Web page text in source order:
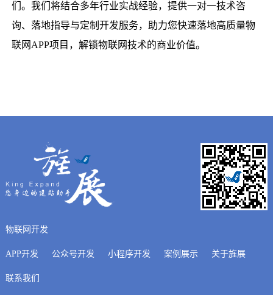
们。我们将结合多年行业实战经验，提供一对一技术咨
询、落地指导与定制开发服务，助力您快速落地高质量物
联网APP项目，解锁物联网技术的商业价值。
物联网开发
APP开发 公众号开发 小程序开发 案例展示 关于旌展
联系我们